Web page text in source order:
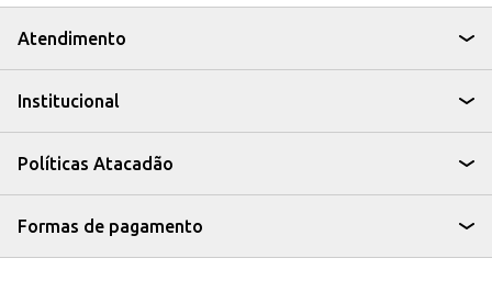
Atendimento
Institucional
Políticas Atacadão
Formas de pagamento